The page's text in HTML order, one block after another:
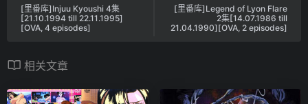
[里番库]Injuu Kyoushi 4集
[21.10.1994 till 22.11.1995]
[OVA, 4 episodes]
[里番库]Legend of Lyon Flare
2集[14.07.1986 till
21.04.1990][OVA, 2 episodes]
相关文章